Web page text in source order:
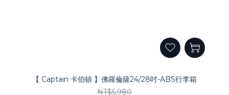
【 Captain 卡伯頓 】佛羅倫薩24/28吋-ABS行李箱
NT$5,980